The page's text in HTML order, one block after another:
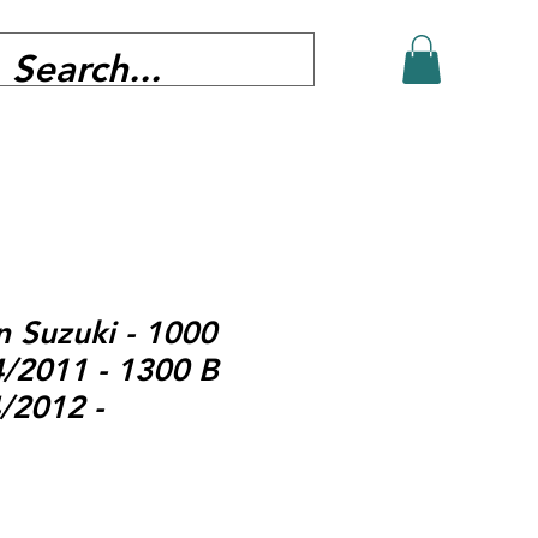
Suzuki - 1000
2011 - 1300 B
2012 -